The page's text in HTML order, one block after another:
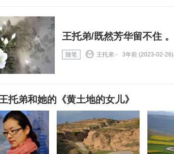
王托弟/既然芳华留不住 。
随笔 王托弟 ⋅ 3年前 (2023-02-26)
托弟和她的《黄土地的女儿》